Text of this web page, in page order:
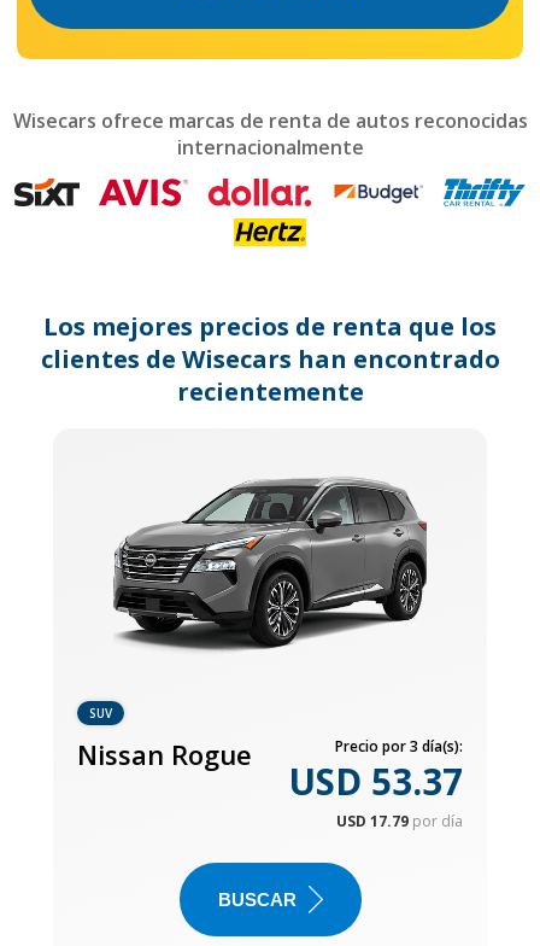
mark
get
the
dates.
Wisecars ofrece marcas de renta de autos reconocidas
internacionalmente
Los mejores precios de renta que los
clientes de Wisecars han encontrado
recientemente
SUV
Nissan Rogue Precio por 3 día(s):
USD 53.37
USD 17.79 por día
BUSCAR